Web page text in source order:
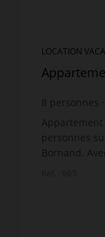
LOCATION
8 personnes
personnes
Bornand.